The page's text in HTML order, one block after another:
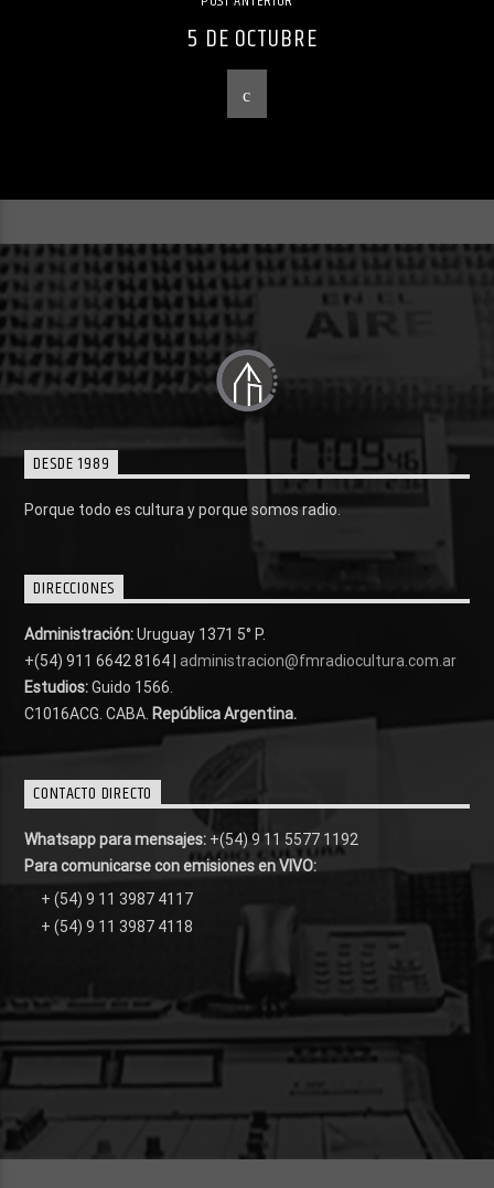
5 DE OCTUBRE
DESDE 1989
Porque todo es cultura y porque somos radio.
DIRECCIONES
Administración:Uruguay 1371 5° P.
+(54) 911 6642 8164 | administracion@fmradiocultura.com.ar
Estudios:Guido 1566.
C1016ACG. CABA. República Argentina.
CONTACTO DIRECTO
Whatsapp para mensajes: +(54) 9 11 5577 1192
Para comunicarse con emisiones en VIVO:
+ (54) 9 11 3987 4117
+ (54) 9 11 3987 4118